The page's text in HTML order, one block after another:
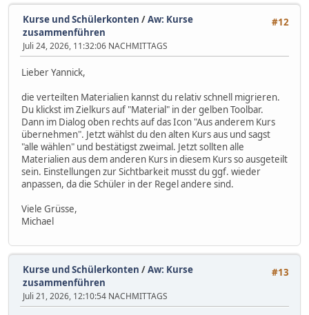
#12
Kurse und Schülerkonten /Aw: Kurse
zusammenführen
Juli 24, 2026, 11:32:06 NACHMITTAGS
Lieber Yannick,
die verteilten Materialien kannst du relativ schnell migrieren.
Du klickst im Zielkurs auf "Material" in der gelben Toolbar.
Dann im Dialog oben rechts auf das Icon "Aus anderem Kurs
übernehmen". Jetzt wählst du den alten Kurs aus und sagst
"alle wählen" und bestätigst zweimal. Jetzt sollten alle
Materialien aus dem anderen Kurs in diesem Kurs so ausgeteilt
sein. Einstellungen zur Sichtbarkeit musst du ggf. wieder
anpassen, da die Schüler in der Regel andere sind.
Viele Grüsse,
Michael
#13
Kurse und Schülerkonten /Aw: Kurse
zusammenführen
Juli 21, 2026, 12:10:54 NACHMITTAGS